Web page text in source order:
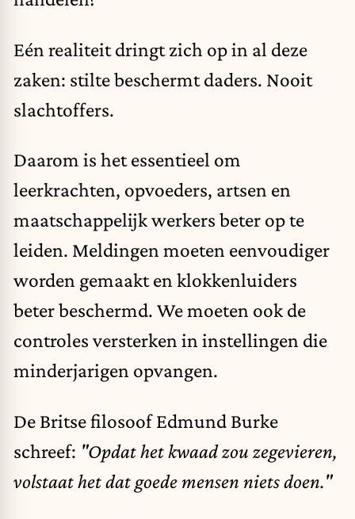
Eén realiteit dringt zich op in al deze
zaken: stilte beschermt daders. Nooit
slachtoffers.
Daarom is het essentieel om
leerkrachten, opvoeders, artsen en
maatschappelijk werkers beter op te
leiden. Meldingen moeten eenvoudiger
worden gemaakt en klokkenluiders
beter beschermd. We moeten ook de
controles versterken in instellingen die
minderjarigen opvangen.
De Britse filosoof Edmund Burke
schreef: "Opdat het kwaad zou zegevieren,
volstaat het dat goede mensen niets doen."